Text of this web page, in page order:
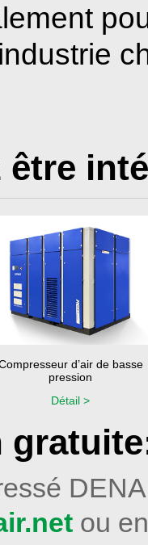
être
d’air de basse
pression
Détail >
ou